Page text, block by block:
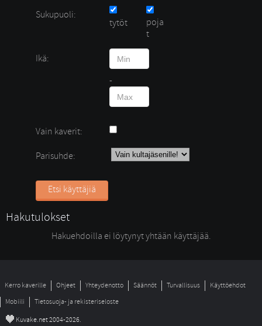
Sukupuoli:
tytöt
poja
t
Ikä:
-
Vain kaverit:
Parisuhde:
Etsi käyttäjiä
Hakutulokset
Hakuehdoilla ei löytynyt yhtään käyttäjää.
Kerro kaverille Ohjeet Yhteydenotto Säännöt Turvallisuus
Käyttöehdot
Mobiili
Tietosuoja- ja rekisteriseloste
© Kuvake.net 2004-2026.